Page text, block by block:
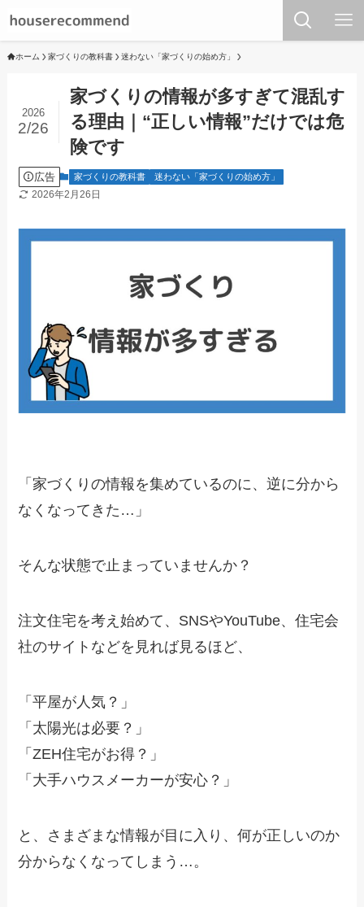
ホーム 家づくりの教科書 迷わない「家づくりの始め方」
家づくりの情報が多すぎて混乱す
る理由｜“正しい情報”だけでは危
険です
2026
2/26
広告 家づくりの教科書 迷わない「家づくりの始め方」
2026年2月26日
「家づくりの情報を集めているのに、逆に分から
なくなってきた…」
そんな状態で止まっていませんか？
注文住宅を考え始めて、SNSやYouTube、住宅会
社のサイトなどを見れば見るほど、
「平屋が人気？」
「太陽光は必要？」
「ZEH住宅がお得？」
「大手ハウスメーカーが安心？」
と、さまざまな情報が目に入り、何が正しいのか
分からなくなってしまう…。